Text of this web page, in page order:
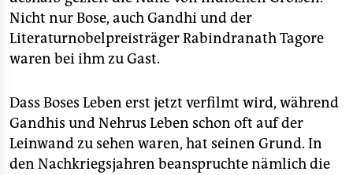
Nicht nur Bose, auch Gandhi und der
Literaturnobelpreisträger Rabindranath Tagore
waren bei ihm zu Gast.
Dass Boses Leben erst jetzt verfilmt wird, während
Gandhis und Nehrus Leben schon oft auf der
Leinwand zu sehen waren, hat seinen Grund. In
den Nachkriegsjahren beanspruchte nämlich die